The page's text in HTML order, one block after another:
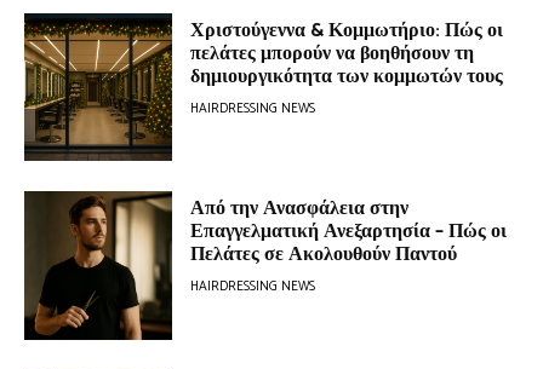
Χριστούγεννα & Κομμωτήριο: Πώς οι
πελάτες μπορούν να βοηθήσουν τη
δημιουργικότητα των κομμωτών τους
HAIRDRESSING NEWS
Από την Ανασφάλεια στην
Επαγγελματική Ανεξαρτησία – Πώς οι
Πελάτες σε Ακολουθούν Παντού
HAIRDRESSING NEWS